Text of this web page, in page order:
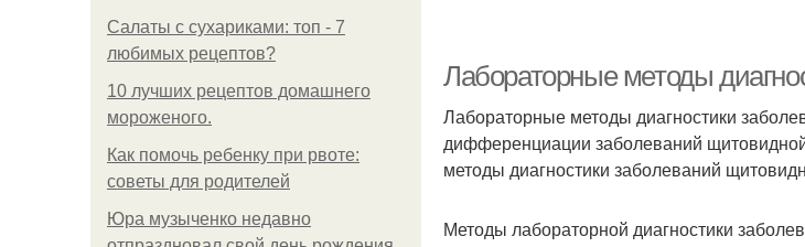
Салаты с сухариками: топ - 7
любимых рецептов?
10 лучших рецептов домашнего
мороженого.
Как помочь ребенку при рвоте:
советы для родителей
Юра музыченко недавно
Лабораторные методы
Лабораторные методы диагностики
дифференциации заболеваний
методы диагностики заболеваний
Методы лабораторной диагностики